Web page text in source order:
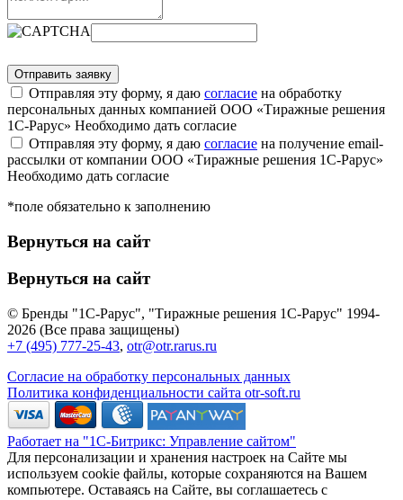
Отправляя эту форму, я даю согласие на обработку
персональных данных компанией ООО «Тиражные решения
1С-Рарус» Необходимо дать согласие
Отправляя эту форму, я даю согласие на получение email-
рассылки от компании ООО «Тиражные решения 1С-Рарус»
Необходимо дать согласие
*поле обязательно к заполнению
Вернуться на сайт
Вернуться на сайт
© Бренды "1С-Рарус", "Тиражные решения 1С-Рарус" 1994-
2026 (Все права защищены)
+7 (495) 777-25-43, otr@otr.rarus.ru
Согласие на обработку персональных данных
Политика конфиденциальности сайта otr-soft.ru
Работает на "1С-Битрикс: Управление сайтом"
Для персонализации и хранения настроек на Сайте мы
используем cookie файлы, которые сохраняются на Вашем
компьютере. Оставаясь на Сайте, вы соглашаетесь с